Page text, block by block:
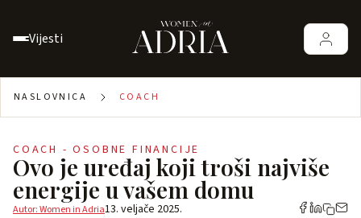
Vijesti
NASLOVNICA COACH
COACH - OSOBNE FINANCIJE
Ovo je uređaj koji troši najviše
energije u vašem domu
Autor: Women in Adria13. veljače 2025.